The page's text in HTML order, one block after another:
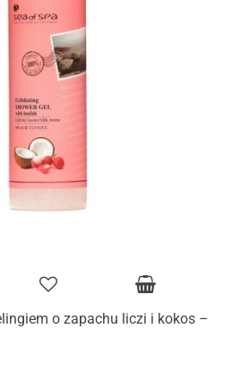
o zapachu liczi i kokos –